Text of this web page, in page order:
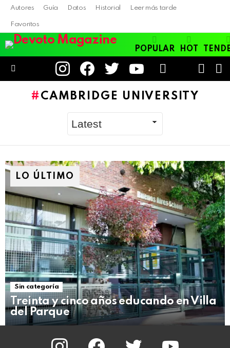
Autores Guía Datos Historial Leer más tarde
Favoritos
POPULAR HOT
instagramfacebooktwitter youtube
SKIN
CAMBRIDGE UNIVERSITY
LO ÚLTIMO
Sin categoría
Treinta y cinco años educando en Villa
del Parque
instagram facebook twitter